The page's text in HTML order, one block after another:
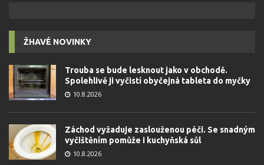
ŽHAVÉ NOVINKY
Trouba se bude lesknout jako v obchodě.
Spolehlivě ji vyčistí obyčejná tableta do myčky
10.8.2026
Záchod vyžaduje zaslouženou péči. Se snadným
vyčištěním pomůže i kuchyňská sůl
10.8.2026